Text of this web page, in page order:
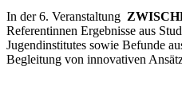
In der 6. Veranstaltung
Referentinnen Ergebnisse aus
Jugendinstitutes sowie Befunde
Begleitung von innovativen